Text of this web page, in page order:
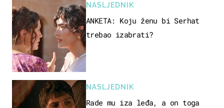
NASLJEDNIK
ANKETA: Koju ženu bi Serhat
trebao izabrati?
NASLJEDNIK
Rade mu iza leđa, a on toga